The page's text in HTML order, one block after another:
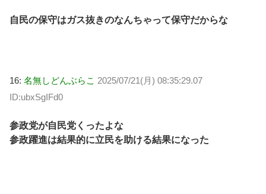
自民の保守はガス抜きのなんちゃって保守だからな
16: 名無しどんぶらこ 2025/07/21(月) 08:35:29.07
ID:ubxSgIFd0
参政党が自民党くったよな
参政躍進は結果的に立民を助ける結果になった